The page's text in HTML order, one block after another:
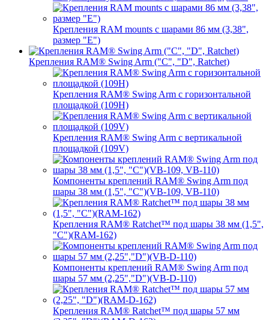
Крепления RAM mounts с шарами 86 мм (3,38",
размер "E")
Крепления RAM® Swing Arm ("C", "D", Ratchet)
Крепления RAM® Swing Arm с горизонтальной
площадкой (109H)
Крепления RAM® Swing Arm с вертикальной
площадкой (109V)
Компоненты креплений RAM® Swing Arm под
шары 38 мм (1,5", "C")(VB-109, VB-110)
Крепления RAM® Ratchet™ под шары 38 мм (1,5",
"C")(RAM-162)
Компоненты креплений RAM® Swing Arm под
шары 57 мм (2,25","D")(VB-D-110)
Крепления RAM® Ratchet™ под шары 57 мм